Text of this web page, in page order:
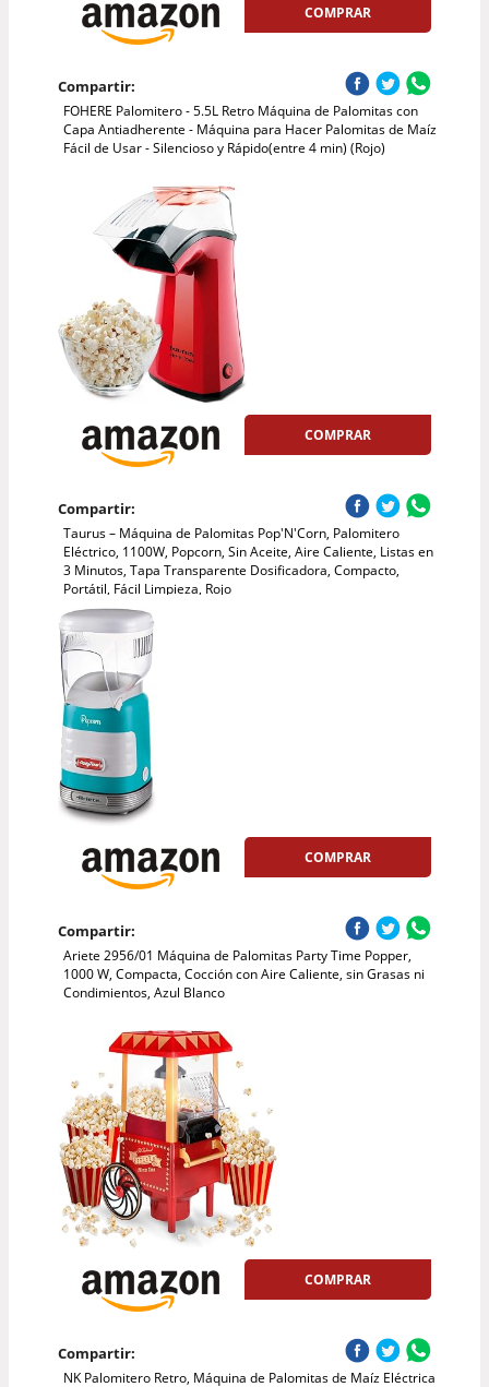
COMPRAR
Compartir:
FOHERE Palomitero - 5.5L Retro Máquina de Palomitas con
Capa Antiadherente - Máquina para Hacer Palomitas de Maíz
Fácil de Usar - Silencioso y Rápido(entre 4 min) (Rojo)
COMPRAR
Compartir:
Taurus – Máquina de Palomitas Pop'N'Corn, Palomitero
Eléctrico, 1100W, Popcorn, Sin Aceite, Aire Caliente, Listas en
3 Minutos, Tapa Transparente Dosificadora, Compacto,
Portátil, Fácil Limpieza, Rojo
COMPRAR
Compartir:
Ariete 2956/01 Máquina de Palomitas Party Time Popper,
1000 W, Compacta, Cocción con Aire Caliente, sin Grasas ni
Condimientos, Azul Blanco
COMPRAR
Compartir:
NK Palomitero Retro, Máquina de Palomitas de Maíz Eléctrica